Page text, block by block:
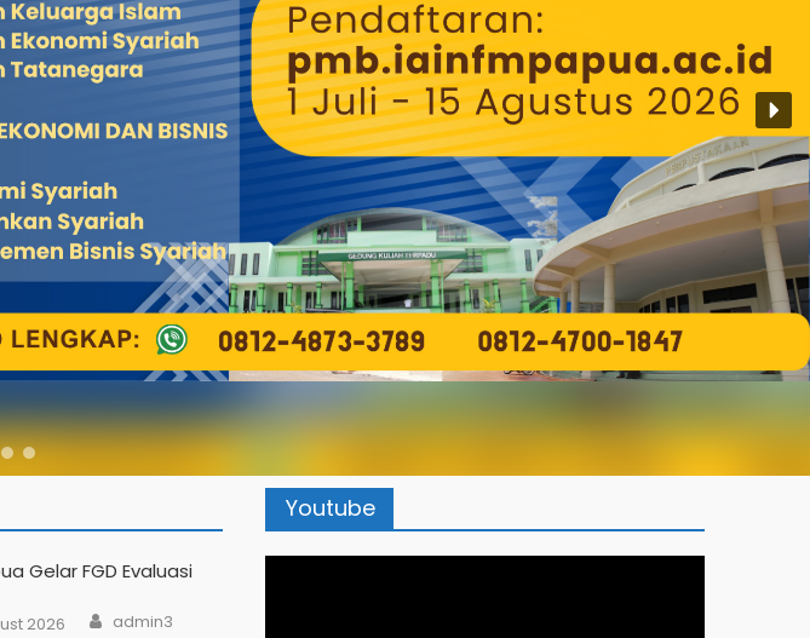
Gelar FGD Evaluasi
2026 admin3
Youtube